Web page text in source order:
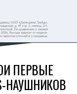
ПЕРВЫЕ
НАУШНИКОВ